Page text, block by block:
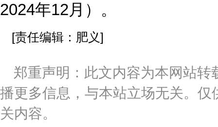
2024年12月）。
[责任编辑：肥义]
郑重声明：此文内容为本网站
播更多信息，与本站立场无关。
关内容。